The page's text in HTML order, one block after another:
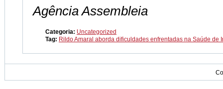
Agência Assembleia
Categoria: Uncategorized
Tag: Rildo Amaral aborda dificuldades enfrentadas na Saúde de